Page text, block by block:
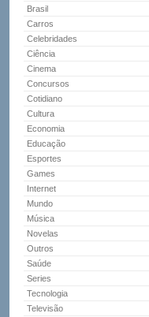
Brasil
Carros
Celebridades
Ciência
Cinema
Concursos
Cotidiano
Cultura
Economia
Educação
Esportes
Games
Internet
Mundo
Música
Novelas
Outros
Saúde
Series
Tecnologia
Televisão